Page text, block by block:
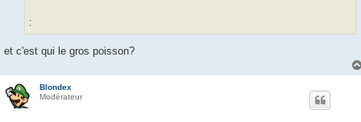
:
et c'est qui le gros poisson?
Blondex
Modérateur